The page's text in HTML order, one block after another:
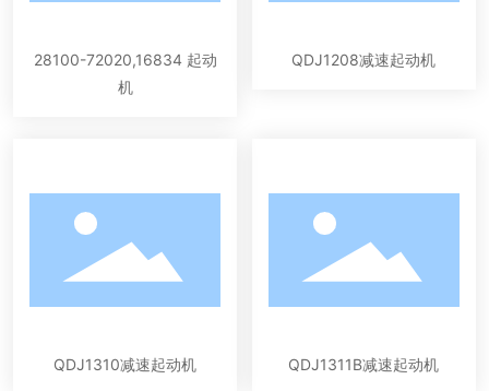
28100-72020,16834 起动
机
QDJ1208减速起动机
QDJ1310减速起动机 QDJ1311B减速起动机